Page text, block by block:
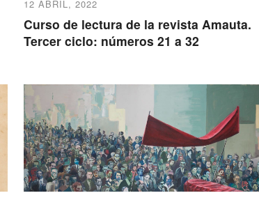
12 ABRIL, 2022
Curso de lectura de la revista Amauta.
Tercer ciclo: números 21 a 32